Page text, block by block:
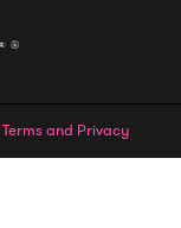
Terms and Privacy